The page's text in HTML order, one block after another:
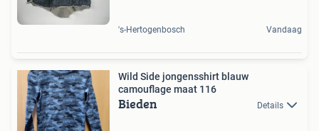
's-Hertogenbosch Vandaag
Wild Side jongensshirt blauw
camouflage maat 116
Bieden Details